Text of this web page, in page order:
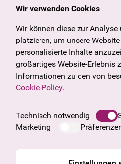
Allgemein
Angebote & News
U27
Geschenkgutschein
Häufige Fragen
Impressum
Datenschutzinformation
Wir verwenden Cookies
Wir können diese zur Analyse
platzieren, um unsere
personalisierte Inhalte
großartiges Website-Erlebnis
Informationen zu den von
Cookie-Policy.
Technisch notwendig
Marketing